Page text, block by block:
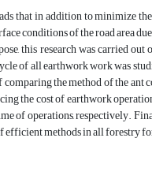
that in addition to minimize
conditions of the road area
this research was carried
of all earthwork work was
the method of the
the cost of earthwork
of operations, respectively.
efficient methods in all forestry